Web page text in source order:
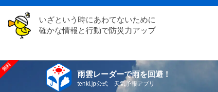
いざという時にあわてないために
確かな情報と行動で防災力アップ
雨雲レーダーで雨を回避！
tenki.jp公式 天気予報アプリ